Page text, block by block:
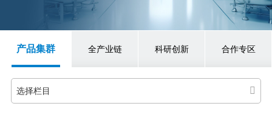
产品集群 全产业链 科研创新 合作专区
选择栏目